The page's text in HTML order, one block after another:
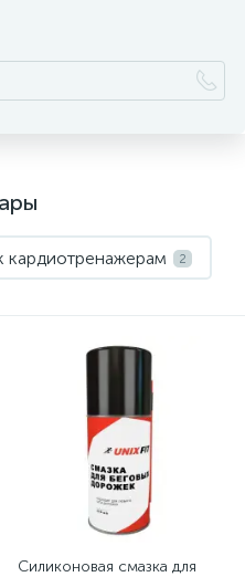
кардиотренажерам 2
Силиконовая смазка для